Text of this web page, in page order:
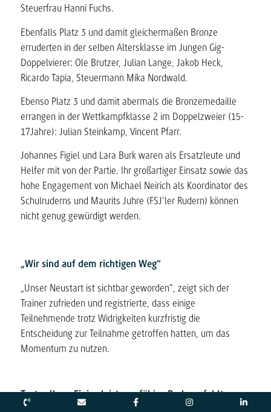
Steuerfrau Hanni Fuchs.
Ebenfalls Platz 3 und damit gleichermaßen Bronze
erruderten in der selben Altersklasse im Jungen Gig-
Doppelvierer: Ole Brutzer, Julian Lange, Jakob Heck,
Ricardo Tapia, Steuermann Mika Nordwald.
Ebenso Platz 3 und damit abermals die Bronzemedaille
errangen in der Wettkampfklasse 2 im Doppelzweier (15-
17Jahre): Julian Steinkamp, Vincent Pfarr.
Johannes Figiel und Lara Burk waren als Ersatzleute und
Helfer mit von der Partie. Ihr großartiger Einsatz sowie das
hohe Engagement von Michael Neirich als Koordinator des
Schulruderns und Maurits Juhre (FSJ’ler Rudern) können
nicht genug gewürdigt werden.
„Wir sind auf dem richtigen Weg“
„Unser Neustart ist sichtbar geworden“, zeigt sich der
Trainer zufrieden und registrierte, dass einige
Teilnehmende trotz Widrigkeiten kurzfristig die
Entscheidung zur Teilnahme getroffen hatten, um das
Momentum zu nutzen.
Trotz allem: Einige leistungsfähige Ruderer fehlten